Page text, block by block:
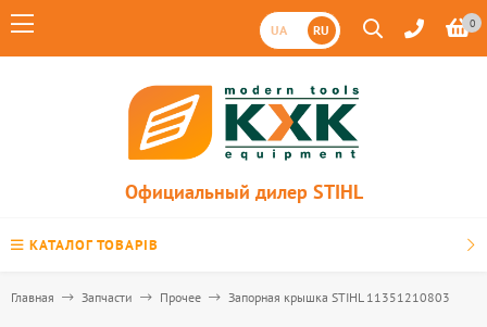
UA RU 0
Официальный дилер STIHL
КАТАЛОГ ТОВАРІВ
Главная Запчасти Прочее Запорная крышка STIHL 11351210803